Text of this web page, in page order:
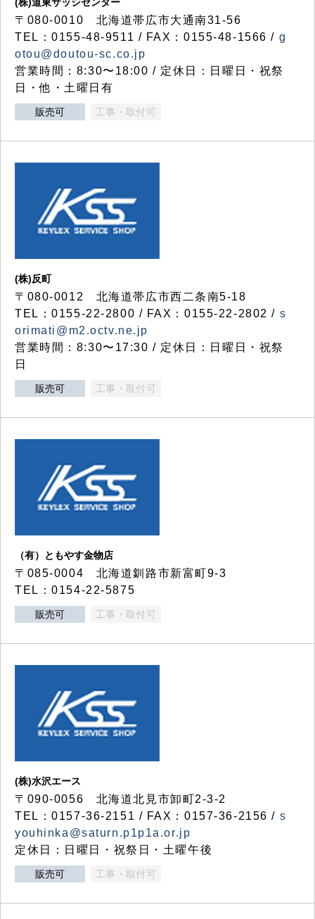
〒080-0010 北海道帯広市大通南31-56
TEL：0155-48-9511 / FAX：0155-48-1566 / g
otou@doutou-sc.co.jp
営業時間：8:30〜18:00 / 定休日：日曜日・祝祭
日・他・土曜日有
販売可 工事・取付可
(株)反町
〒080-0012 北海道帯広市西二条南5-18
TEL：0155-22-2800 / FAX：0155-22-2802 / s
orimati@m2.octv.ne.jp
営業時間：8:30〜17:30 / 定休日：日曜日・祝祭
日
販売可 工事・取付可
（有）ともやす金物店
〒085-0004 北海道釧路市新富町9-3
TEL：0154-22-5875
販売可 工事・取付可
(株)水沢エース
〒090-0056 北海道北見市卸町2-3-2
TEL：0157-36-2151 / FAX：0157-36-2156 / s
youhinka@saturn.p1p1a.or.jp
定休日：日曜日・祝祭日・土曜午後
販売可 工事・取付可